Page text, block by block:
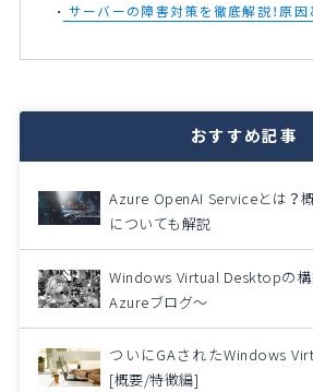
サーバーの障害対策を徹底解説！原
おすすめ記事
Azure OpenAI Serviceとは？
についても解説
Windows Virtual Desktopの
Azureブログ～
ついにGAされたWindows
[概要/特徴編]